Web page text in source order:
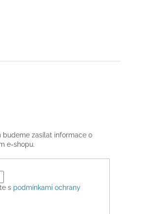
zasílat informace o
e-shopu.
s podmínkami ochrany